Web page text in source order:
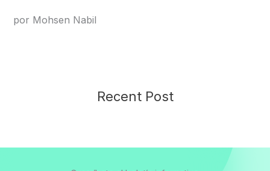
por Mohsen Nabil
Recent Post